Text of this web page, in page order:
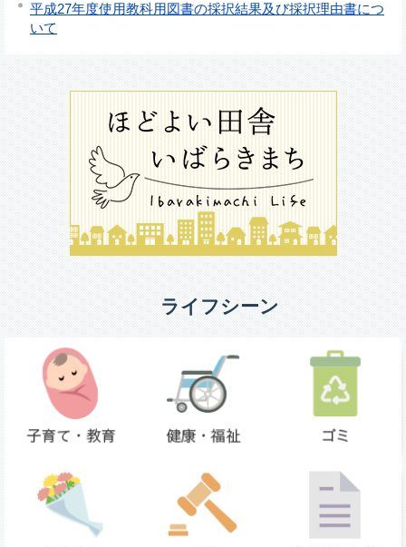
平成27年度使用教科用図書の採択結果及び採択理由書につ
いて
ライフシーン